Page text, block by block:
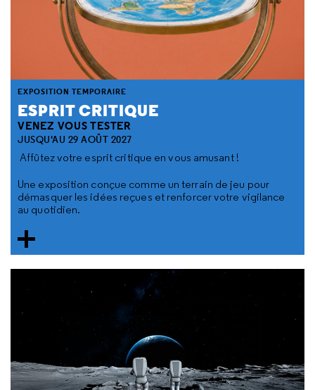
ESPRIT CRITIQUE
VENEZ VOUS TESTER
EXPOSITION TEMPORAIRE
JUSQU'AU 29 AOÛT 2027
Affûtez votre esprit critique en vous amusant !
Une exposition conçue comme un terrain de jeu pour
démasquer les idées reçues et renforcer votre vigilance
au quotidien.